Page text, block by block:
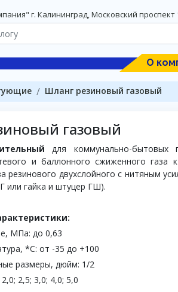
г. Калининград, Московский проспект
О
Шланг резиновый газовый
газовый
для коммунально-бытовых
и баллонного сжиженного
резинового двухслойного с нитяным
или гайка и штуцер ГШ).
МПа: до 0,63
*С: от -35 до +100
размеры, дюйм: 1/2
2,5; 3,0; 4,0; 5,0